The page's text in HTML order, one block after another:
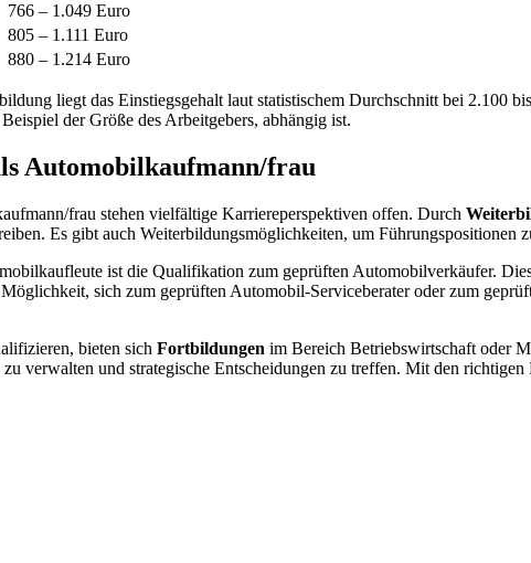
766 – 1.049 Euro
805 – 1.111 Euro
880 – 1.214 Euro
liegt das Einstiegsgehalt laut statistischem Durchschnitt bei 2.100
der Größe des Arbeitgebers, abhängig ist.
Automobilkaufmann/frau
frau stehen vielfältige Karriereperspektiven offen. Durch
Es gibt auch Weiterbildungsmöglichkeiten, um Führungspositionen
ist die Qualifikation zum geprüften Automobilverkäufer.
sich zum geprüften Automobil-Serviceberater oder zum
bieten sich Fortbildungen im Bereich Betriebswirtschaft oder
verwalten und strategische Entscheidungen zu treffen. Mit den richtigen